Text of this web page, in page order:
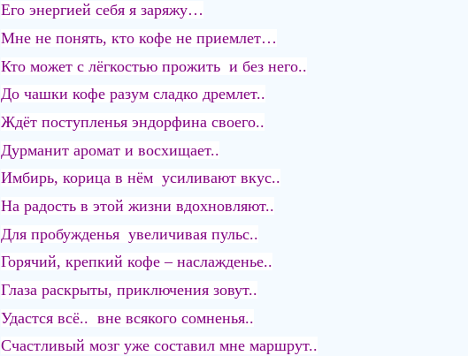
Его энергией себя я заряжу…
Мне не понять, кто кофе не приемлет…
Кто может с лёгкостью прожить и без него..
До чашки кофе разум сладко дремлет..
Ждёт поступленья эндорфина своего..
Дурманит аромат и восхищает..
Имбирь, корица в нём усиливают вкус..
На радость в этой жизни вдохновляют..
Для пробужденья увеличивая пульс..
Горячий, крепкий кофе – наслажденье..
Глаза раскрыты, приключения зовут..
Удастся всё.. вне всякого сомненья..
Счастливый мозг уже составил мне маршрут..